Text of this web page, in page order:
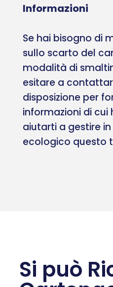
Informazioni
Se hai bisogno di
sullo scarto del
modalità di
esitare a
disposizione per
informazioni di cui
aiutarti a gestire
ecologico questo
Si può